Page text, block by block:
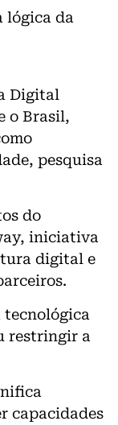
lógica da
Digital
o Brasil,
pesquisa
do
iniciativa
digital e
tecnológica
restringir a
capacidades